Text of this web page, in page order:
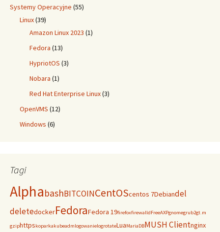
Systemy Operacyjne (55)
Linux(39)
Amazon Linux 2023 (1)
Fedora (13)
HypriotOS (3)
Nobara (1)
Red Hat Enterprise Linux(3)
OpenVMS (12)
Windows (6)
Tagi
AlphabashBITCOINCentOScentos 7Debiandel
deletedockerFedoraFedora 19firefoxfirewalldFreeAXPgnomegrub2gt.m
gziphttpskoparkakubeadmlogowanielogrotateLuaMariaDBMUSH Clientnginx